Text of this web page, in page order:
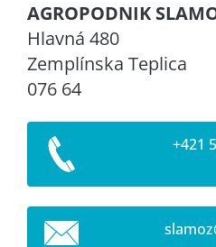
AGROPODNIK
Hlavná 480
Zemplínska Teplica
076 64
+421